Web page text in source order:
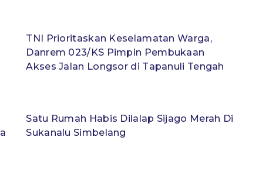
TNI Prioritaskan Keselamatan Warga,
Danrem 023/KS Pimpin Pembukaan
Akses Jalan Longsor di Tapanuli Tengah
Satu Rumah Habis Dilalap Sijago Merah Di
Sukanalu Simbelang